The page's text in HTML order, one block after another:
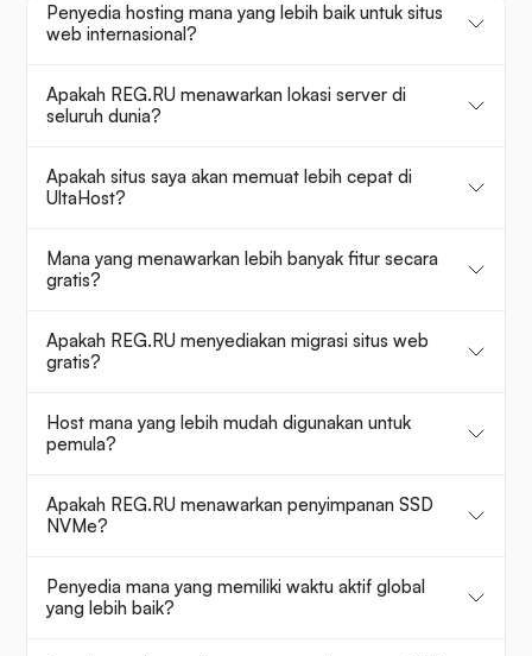
Penyedia hosting mana yang lebih baik untuk situs
web internasional?
Apakah REG.RU menawarkan lokasi server di
seluruh dunia?
Apakah situs saya akan memuat lebih cepat di
UltaHost?
Mana yang menawarkan lebih banyak fitur secara
gratis?
Apakah REG.RU menyediakan migrasi situs web
gratis?
Host mana yang lebih mudah digunakan untuk
pemula?
Apakah REG.RU menawarkan penyimpanan SSD
NVMe?
Penyedia mana yang memiliki waktu aktif global
yang lebih baik?